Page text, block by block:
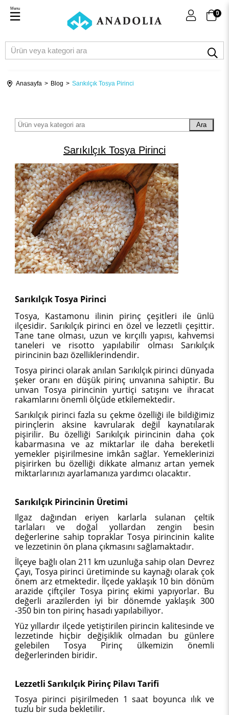
0
Menu
Anasayfa Blog Sarıkılçık Tosya Pirinci
Ara
Sarıkılçık Tosya Pirinci
Sarıkılçık Tosya Pirinci
Tosya, Kastamonu ilinin pirinç çeşitleri ile ünlü
ilçesidir. Sarıkılçık pirinci en özel ve lezzetli çeşittir.
Tane tane olması, uzun ve kırçıllı yapısı, kahvemsi
taneleri ve risotto yapılabilir olması Sarıkılçık
pirincinin bazı özelliklerindendir.
Tosya pirinci olarak anılan Sarıkılçık pirinci dünyada
şeker oranı en düşük pirinç unvanına sahiptir. Bu
unvan Tosya pirincinin yurtiçi satışını ve ihracat
rakamlarını önemli ölçüde etkilemektedir.
Sarıkılçık pirinci fazla su çekme özelliği ile bildiğimiz
pirinçlerin aksine kavrularak değil kaynatılarak
pişirilir. Bu özelliği Sarıkılçık pirincinin daha çok
kabarmasına ve az miktarlar ile daha bereketli
yemekler pişirilmesine imkân sağlar. Yemeklerinizi
pişirirken bu özelliği dikkate almanız artan yemek
miktarlarınızı ayarlamanıza yardımcı olacaktır.
Sarıkılçık Pirincinin Üretimi
Ilgaz dağından eriyen karlarla sulanan çeltik
tarlaları ve doğal yollardan zengin besin
değerlerine sahip topraklar Tosya pirincinin kalite
ve lezzetinin ön plana çıkmasını sağlamaktadır.
İlçeye bağlı olan 211 km uzunluğa sahip olan Devrez
Çayı, Tosya pirinci üretiminde su kaynağı olarak çok
önem arz etmektedir. İlçede yaklaşık 10 bin dönüm
arazide çiftçiler Tosya pirinç ekimi yapıyorlar. Bu
değerli arazilerden iyi bir dönemde yaklaşık 300
-350 bin ton pirinç hasadı yapılabiliyor.
Yüz yıllardır ilçede yetiştirilen pirincin kalitesinde ve
lezzetinde hiçbir değişiklik olmadan bu günlere
gelebilen Tosya Pirinç ülkemizin önemli
değerlerinden biridir.
Lezzetli Sarıkılçık Pirinç Pilavı Tarifi
Tosya pirinci pişirilmeden 1 saat boyunca ılık ve
tuzlu bir suda bekletilir.